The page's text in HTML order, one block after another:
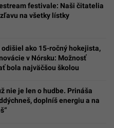
festivale: Naši čitatelia
na všetky lístky
odišiel ako 15-ročný hokejista,
v Nórsku: Možnosť
bola najväčšou školou
nie je len o hudbe. Prináša
doplníš energiu a na